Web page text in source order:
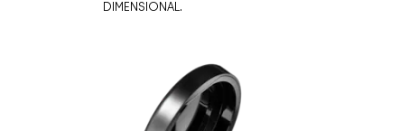
DIMENSIONAL.